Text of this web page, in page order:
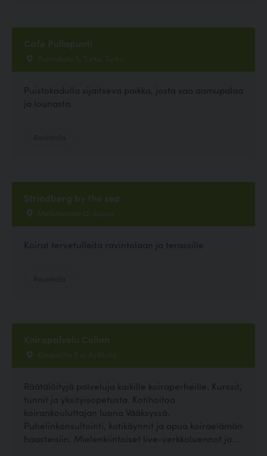
Cafe Pullapuoti
Puistokatu 3, Turku, Turku
Puistokadulla sijaitseva paikka, josta saa aamupalaa
ja lounasta.
Strindberg by the sea
Mellstenintie 12, Espoo
Koirat tervetulleita ravintolaan ja terassille
Koirapalvelu Collan
Kaapelitie 3 a, Asikkala
Räätälöityjä palveluja kaikille koiraperheille. Kurssit,
tunnit ja yksityisopetusta. Kotihoitoa
koirankouluttajan luona Vääksyssä.
Puhelinkonsultointi, kotikäynnit ja apua koiraelämän
haasteisiin. Mielenkiintoiset live-verkkoluennot ja...